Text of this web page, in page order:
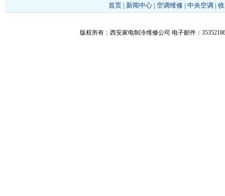
首页| 新闻中心| 空调维修| 中央空调 |
版权所有：西安家电制冷维修公司 电子邮件：